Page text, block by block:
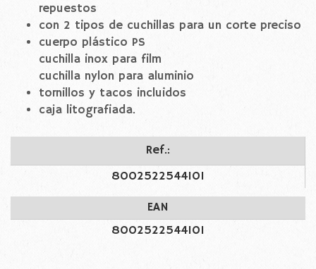
repuestos
con 2 tipos de cuchillas para un corte preciso
cuerpo plástico PS
cuchilla inox para film
cuchilla nylon para aluminio
tornillos y tacos incluidos
caja litografiada.
Ref.:
8002522544101
EAN
8002522544101